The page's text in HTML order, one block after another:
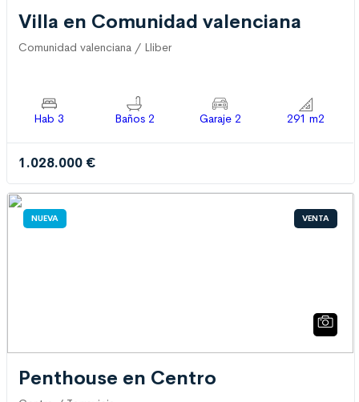
Villa en Comunidad valenciana
Comunidad valenciana / Lliber
Hab 3 Baños 2 Garaje 2 291 m2
1.028.000 €
NUEVA VENTA
Penthouse en Centro